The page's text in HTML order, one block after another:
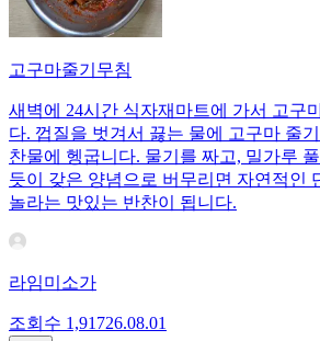
고구마줄기무침
새벽에 24시간 식자재마트에 가서 고구
다. 껍질을 벗겨서 끓는 물에 고구마 줄
찬물에 헹굽니다. 물기를 짜고, 밀가루
듯이 갖은 양념으로 버무리면 자연적인
놀라는 맛있는 반찬이 됩니다.
라임미소가
조회수 1,91726.08.01